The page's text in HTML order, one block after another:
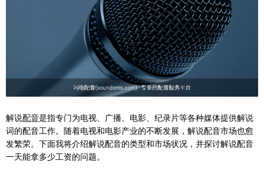
解说配音是指专门为电视、广播、电影、纪录片等各种媒体提供解说
词的配音工作。随着电视和电影产业的不断发展，解说配音市场也愈
发繁荣。下面我将介绍解说配音的类型和市场状况，并探讨解说配音
一天能拿多少工资的问题。